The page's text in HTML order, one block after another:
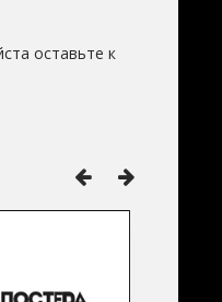
оставьте к